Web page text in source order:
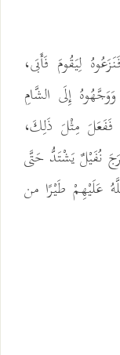
لِيَقُومَ فَأَبَى،
إِلَى الشَّامِ
مِثْلَ ذَلِكَ،
نُفَيْلٌ يَشْتَدُّ حَتَّى
عَلَيْهِمْ طَيْرًا من